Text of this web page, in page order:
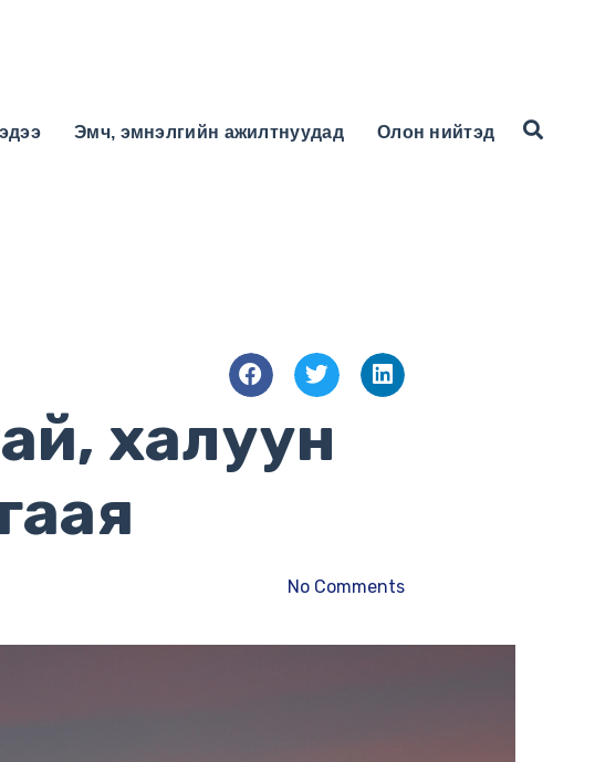
Эмч, эмнэлгийн ажилтнуудад Олон нийтэд
халуун
No Comments